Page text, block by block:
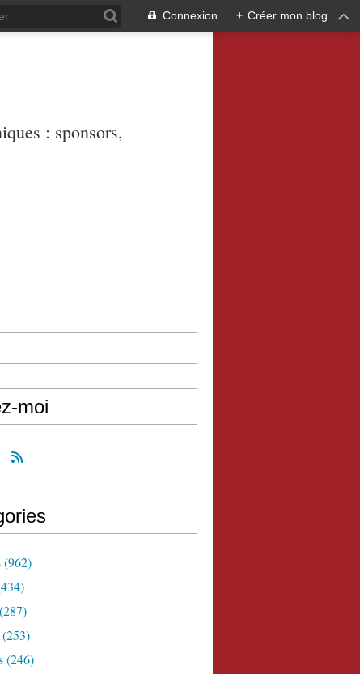
Connexion + Créer mon blog
: sponsors,
moi
(962)
(287)
(253)
(246)